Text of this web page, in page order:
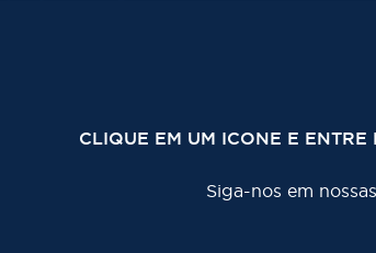
CLIQUE EM UM ICONE E ENTRE
Siga-nos em